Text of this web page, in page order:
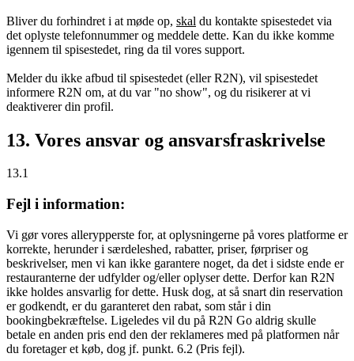
Bliver du forhindret i at møde op, skal du kontakte spisestedet via
det oplyste telefonnummer og meddele dette. Kan du ikke komme
igennem til spisestedet, ring da til vores support.
Melder du ikke afbud til spisestedet (eller R2N), vil spisestedet
informere R2N om, at du var "no show", og du risikerer at vi
deaktiverer din profil.
13. Vores ansvar og ansvarsfraskrivelse
13.1
Fejl i information:
Vi gør vores allerypperste for, at oplysningerne på vores platforme er
korrekte, herunder i særdeleshed, rabatter, priser, førpriser og
beskrivelser, men vi kan ikke garantere noget, da det i sidste ende er
restauranterne der udfylder og/eller oplyser dette. Derfor kan R2N
ikke holdes ansvarlig for dette. Husk dog, at så snart din reservation
er godkendt, er du garanteret den rabat, som står i din
bookingbekræftelse. Ligeledes vil du på R2N Go aldrig skulle
betale en anden pris end den der reklameres med på platformen når
du foretager et køb, dog jf. punkt. 6.2 (Pris fejl).